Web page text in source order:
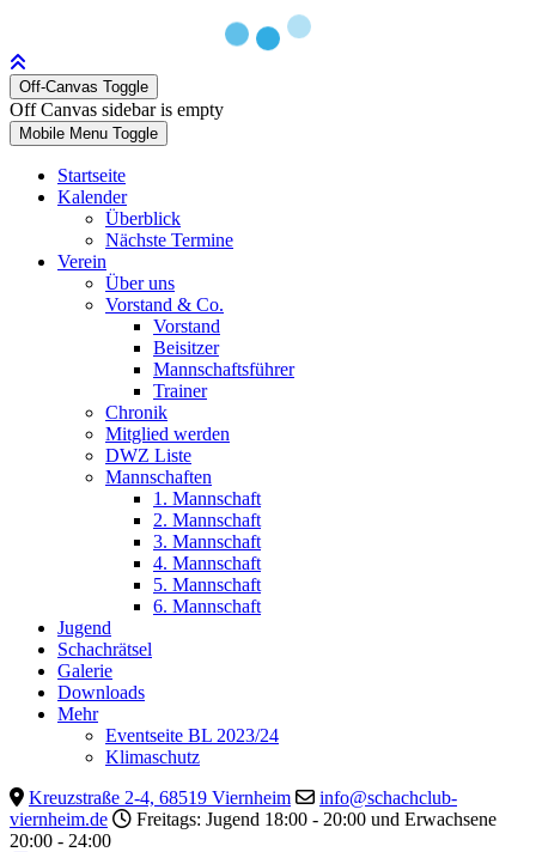
Off-Canvas Toggle
Off Canvas sidebar is empty
Mobile Menu Toggle
Startseite
Kalender
Überblick
Nächste Termine
Verein
Über uns
Vorstand & Co.
Vorstand
Beisitzer
Mannschaftsführer
Trainer
Chronik
Mitglied werden
DWZ Liste
Mannschaften
1. Mannschaft
2. Mannschaft
3. Mannschaft
4. Mannschaft
5. Mannschaft
6. Mannschaft
Jugend
Schachrätsel
Galerie
Downloads
Mehr
Eventseite BL 2023/24
Klimaschutz
Kreuzstraße 2-4, 68519 Viernheim
info@schachclub-
viernheim.de
Freitags: Jugend 18:00 - 20:00 und Erwachsene
20:00 - 24:00